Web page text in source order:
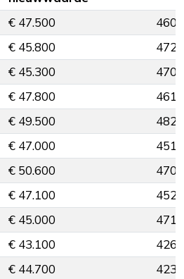
€ 47.500
460
€ 45.800
472
€ 45.300
470
€ 47.800
461
€ 49.500
482
€ 47.000
451
€ 50.600
470
€ 47.100
452
€ 45.000
471
€ 43.100
426
€ 44.700
423